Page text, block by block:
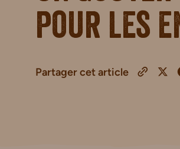
pour les
Partager cet article